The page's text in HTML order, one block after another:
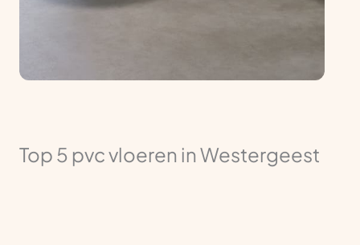
Top 5 pvc vloeren in Westergeest